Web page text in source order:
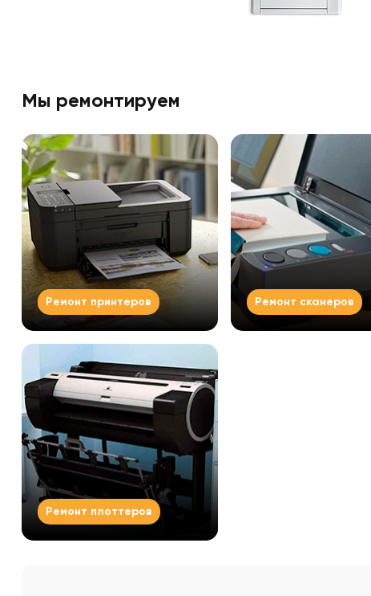
Мы ремонтируем
Ремонт принтеров
Смотреть все
Ремонт сканеров
Ремонт плоттеров